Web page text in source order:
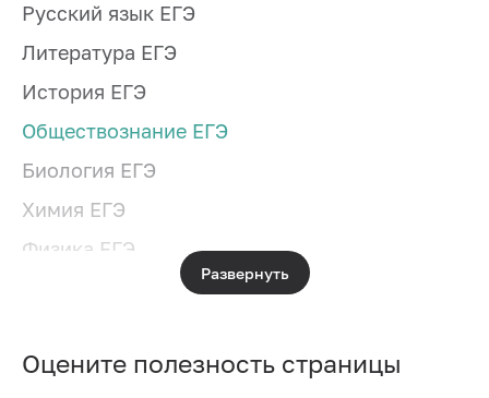
Русский язык ЕГЭ
Литература ЕГЭ
История ЕГЭ
Обществознание ЕГЭ
Биология ЕГЭ
Химия ЕГЭ
Физика ЕГЭ
Развернуть
Оцените полезность страницы